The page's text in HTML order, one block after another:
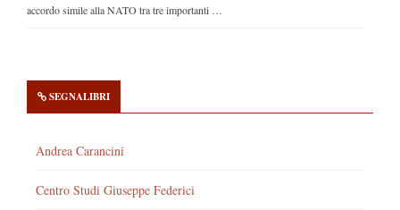
accordo simile alla NATO tra tre importanti …
SEGNALIBRI
Andrea Carancini
Centro Studi Giuseppe Federici